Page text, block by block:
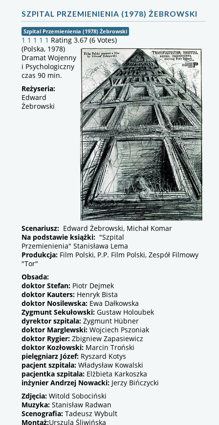
SZPITAL PRZEMIENIENIA (1978) ŻEBROWSKI
Szpital Przemienienia (1978) Żebrowski
1 1 1 1 1 Rating 3.67 (6 Votes)
(Polska, 1978)
Dramat Wojenny
i Psychologiczny
czas 90 min.
Reżyseria:
Edward
Żebrowski
Scenariusz: Edward Żebrowski, Michał Komar
Na podstawie książki: "Szpital
Przemienienia" Stanisława Lema
Produkcja: Film Polski, P.P. Film Polski, Zespół Filmowy
"Tor"
Obsada:
doktor Stefan: Piotr Dejmek
doktor Kauters: Henryk Bista
doktor Nosilewska: Ewa Dałkowska
Zygmunt Sekułowski: Gustaw Holoubek
dyrektor szpitala: Zygmunt Hübner
doktor Marglewski: Wojciech Pszoniak
doktor Rygier: Zbigniew Zapasiewicz
doktor Kozłowski: Marcin Troński
pielęgniarz Józef: Ryszard Kotys
pacjent szpitala: Władysław Kowalski
pacjentka szpitala: Elżbieta Karkoszka
inżynier Andrzej Nowacki: Jerzy Bińczycki
Zdjęcia: Witold Sobociński
Muzyka: Stanisław Radwan
Scenografia: Tadeusz Wybult
Montaż:Urszula Śliwińska